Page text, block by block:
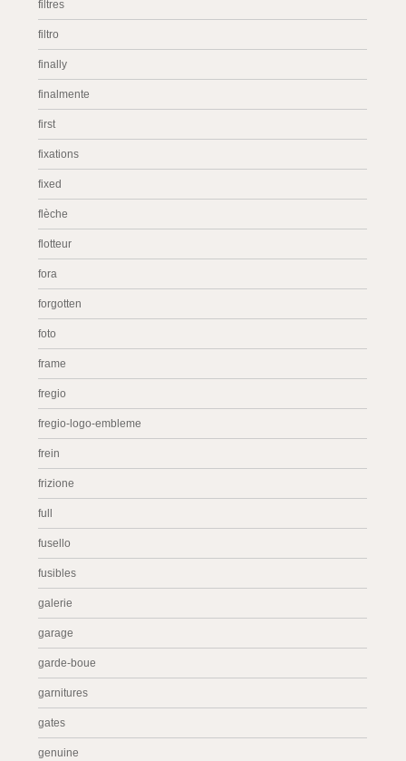
filtres
filtro
finally
finalmente
first
fixations
fixed
flèche
flotteur
fora
forgotten
foto
frame
fregio
fregio-logo-embleme
frein
frizione
full
fusello
fusibles
galerie
garage
garde-boue
garnitures
gates
genuine